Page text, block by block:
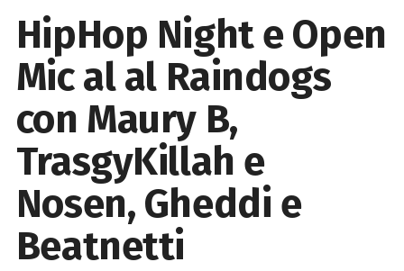
HipHop Night e Open
Mic al al Raindogs
con Maury B,
TrasgyKillah e
Nosen, Gheddi e
Beatnetti